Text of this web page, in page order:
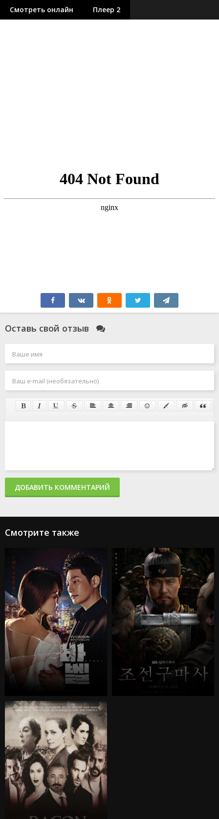
Смотреть онлайн Плеер 2
Оставь свой отзыв
ДОБАВИТЬ КОММЕНТАРИЙ
Смотрите также